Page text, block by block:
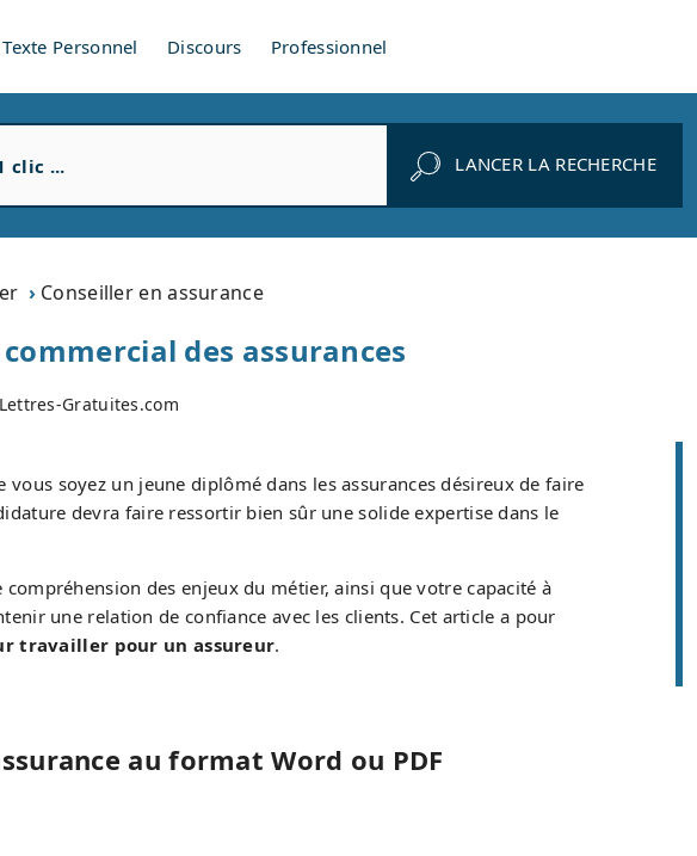
Texte Personnel Discours Professionnel
LANCER LA RECHERCHE
Conseiller en assurance
des assurances
Gratuites.com
vous soyez un jeune diplômé dans les assurances désireux de faire
devra faire ressortir bien sûr une solide expertise dans le
des enjeux du métier, ainsi que votre capacité à
une relation de confiance avec les clients. Cet article a pour
travailler pour un assureur.
au format Word ou PDF